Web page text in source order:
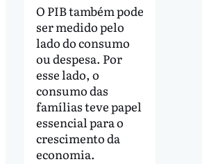
O PIB também pode
ser medido pelo
lado do consumo
ou despesa. Por
esse lado, o
consumo das
famílias teve papel
essencial para o
crescimento da
economia.